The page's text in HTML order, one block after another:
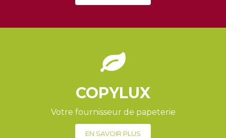
COPYLUX
Votre fournisseur de papeterie
EN SAVOIR PLUS